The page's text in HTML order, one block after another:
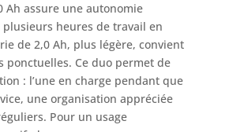
Ah assure une autonomie
heures de travail en
de 2,0 Ah, plus légère, convient
ponctuelles. Ce duo permet de
: l’une en charge pendant que
une organisation appréciée
Pour un usage